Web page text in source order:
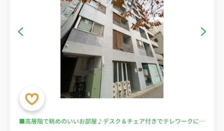
■高層階で眺めのいいお部屋♪デスク＆チェア付きでテレワークにも